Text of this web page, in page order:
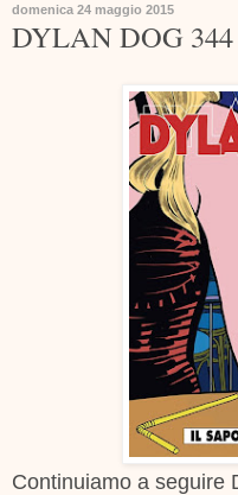
domenica 24 maggio 2015
DYLAN DOG 344
Continuiamo a seguire